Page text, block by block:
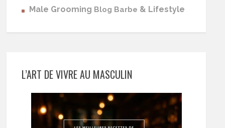
Male Grooming Blog Barbe & Lifestyle
L’ART DE VIVRE AU MASCULIN